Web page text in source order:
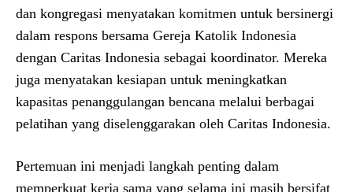
dan kongregasi menyatakan komitmen untuk bersinergi
dalam respons bersama Gereja Katolik Indonesia
dengan Caritas Indonesia sebagai koordinator. Mereka
juga menyatakan kesiapan untuk meningkatkan
kapasitas penanggulangan bencana melalui berbagai
pelatihan yang diselenggarakan oleh Caritas Indonesia.
Pertemuan ini menjadi langkah penting dalam
memperkuat kerja sama yang selama ini masih bersifat